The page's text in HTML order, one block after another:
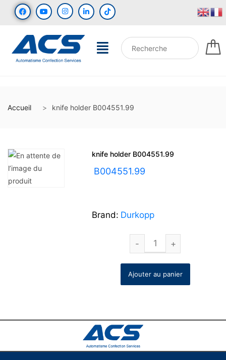
Accueil knife holder B004551.99
knife holder B004551.99
B004551.99
Brand: Durkopp
Ajouter au panier